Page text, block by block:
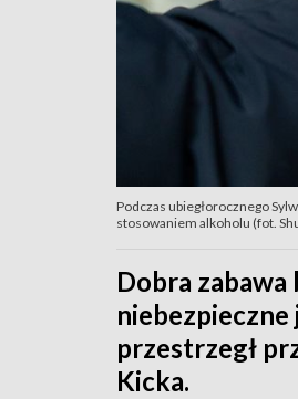
Podczas ubiegłorocznego
stosowaniem alkoholu (fot.
Dobra
przestrzegł
Kicka.